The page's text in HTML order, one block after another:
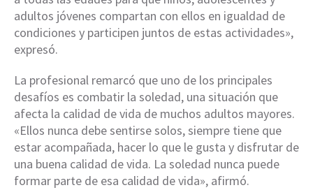
adultos jóvenes compartan con ellos en igualdad de
condiciones y participen juntos de estas actividades»,
expresó.
La profesional remarcó que uno de los principales
desafíos es combatir la soledad, una situación que
afecta la calidad de vida de muchos adultos mayores.
«Ellos nunca debe sentirse solos, siempre tiene que
estar acompañada, hacer lo que le gusta y disfrutar de
una buena calidad de vida. La soledad nunca puede
formar parte de esa calidad de vida», afirmó.